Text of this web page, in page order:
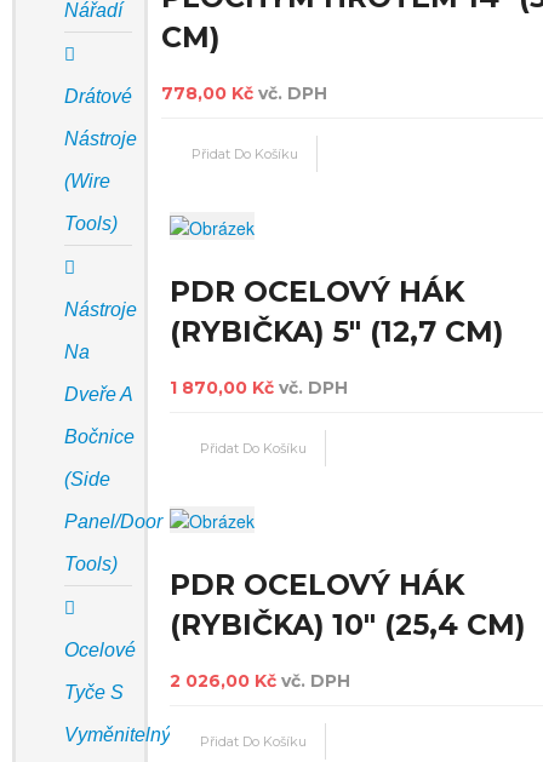
Nářadí
Drátové
Nástroje
(Wire
Tools)
Nástroje
Na
Dveře A
Bočnice
(Side
Panel/door
Tools)
Ocelové
Tyče S
Vyměnitelným
CM)
778,00 Kč vč. DPH
PDR OCELOVÝ HÁK
(RYBIČKA) 5" (12,7 CM)
1 870,00 Kč vč. DPH
PDR OCELOVÝ HÁK
(RYBIČKA) 10" (25,4 CM)
2 026,00 Kč vč. DPH